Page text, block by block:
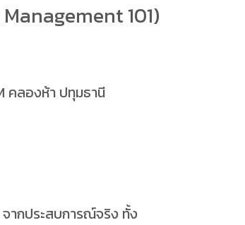
101)
คลองห้า ปทุมธานี
ากประสบการณ์จริง ทั้ง